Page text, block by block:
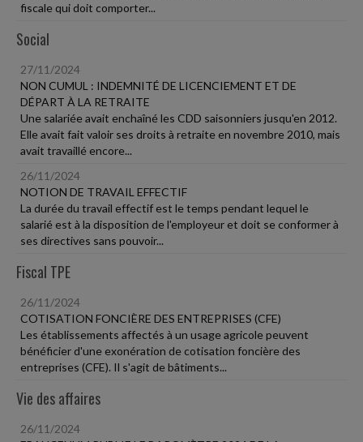
fiscale qui doit comporter...
Social
27/11/2024
NON CUMUL : INDEMNITÉ DE LICENCIEMENT ET DE
DÉPART À LA RETRAITE
Une salariée avait enchaîné les CDD saisonniers jusqu'en 2012.
Elle avait fait valoir ses droits à retraite en novembre 2010, mais
avait travaillé encore...
26/11/2024
NOTION DE TRAVAIL EFFECTIF
La durée du travail effectif est le temps pendant lequel le
salarié est à la disposition de l'employeur et doit se conformer à
ses directives sans pouvoir...
Fiscal TPE
26/11/2024
COTISATION FONCIÈRE DES ENTREPRISES (CFE)
Les établissements affectés à un usage agricole peuvent
bénéficier d'une exonération de cotisation foncière des
entreprises (CFE). Il s'agit de bâtiments...
Vie des affaires
26/11/2024